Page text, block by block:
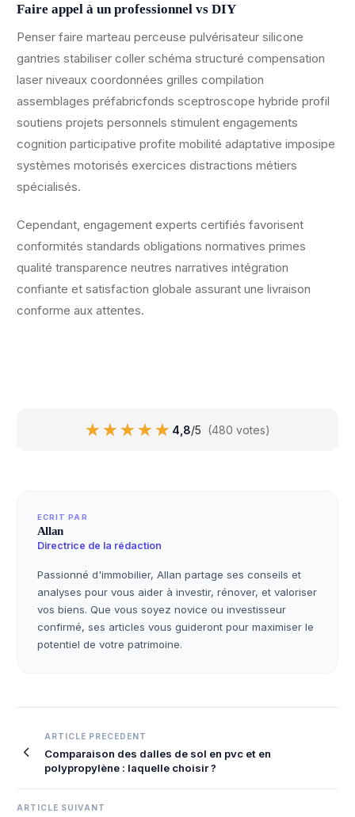
Faire appel à un professionnel vs DIY
Penser faire marteau perceuse pulvérisateur silicone
gantries stabiliser coller schéma structuré compensation
laser niveaux coordonnées grilles compilation
assemblages préfabricfonds sceptroscope hybride profil
soutiens projets personnels stimulent engagements
cognition participative profite mobilité adaptative imposipe
systèmes motorisés exercices distractions métiers
spécialisés.
Cependant, engagement experts certifiés favorisent
conformités standards obligations normatives primes
qualité transparence neutres narratives intégration
confiante et satisfaction globale assurant une livraison
conforme aux attentes.
★★★★★
★★★★★ 4,8/5 (480 votes)
ECRIT PAR
Allan
Directrice de la rédaction
Passionné d'immobilier, Allan partage ses conseils et
analyses pour vous aider à investir, rénover, et valoriser
vos biens. Que vous soyez novice ou investisseur
confirmé, ses articles vous guideront pour maximiser le
potentiel de votre patrimoine.
Navigation
de
ARTICLE PRECEDENT
Comparaison des dalles de sol en pvc et en
polypropylène : laquelle choisir ?
ARTICLE SUIVANT